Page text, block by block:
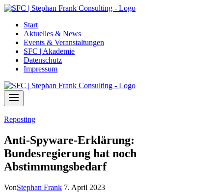
Zum
springenStart
Aktuelles & News
Events & Veranstaltungen
SFC | Akademie
Datenschutz
Impressum
Reposting
Anti-Spyware-Erklärung:
Bundesregierung hat noch
Abstimmungsbedarf
VonStephan Frank 7. April 2023